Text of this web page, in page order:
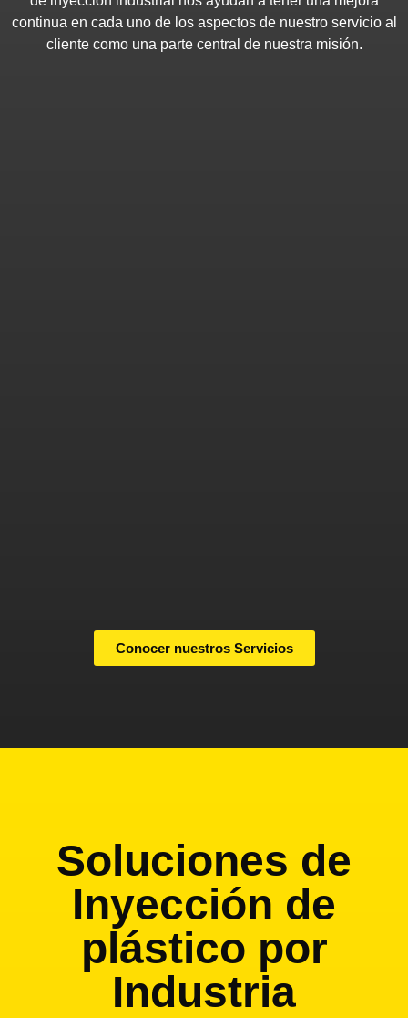
continua en cada uno de los aspectos de nuestro servicio al
cliente como una parte central de nuestra misión.
Conocer nuestros Servicios
Soluciones de
Inyección de
plástico por
Industria